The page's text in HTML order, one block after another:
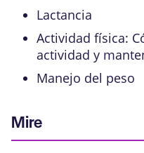
Lactancia
Actividad física:
actividad y
Manejo del peso
Mire